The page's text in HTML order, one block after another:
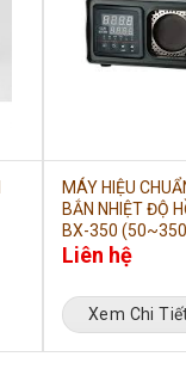
MÁY HIỆU
BẮN NHIỆT ĐỘ
BX-350
Liên hệ
Xem Chi